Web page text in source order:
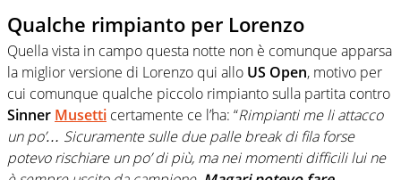
Qualche rimpianto per Lorenzo
Quella vista in campo questa notte non è comunque apparsa
la miglior versione di Lorenzo qui allo US Open, motivo per
cui comunque qualche piccolo rimpianto sulla partita contro
Sinner Musetti certamente ce l’ha: “Rimpianti me li attacco
un po’… Sicuramente sulle due palle break di fila forse
potevo rischiare un po’ di più, ma nei momenti difficili lui ne